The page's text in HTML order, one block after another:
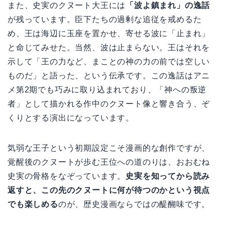
また、史実のクヌート大王には
「波よ鎮まれ」の逸話
が残っています。臣下たちの過剰な追従を戒めるた
め、王は海辺に玉座を置かせ、寄せる波に「止まれ」
と命じてみせた。当然、波は止まらない。王はそれを
示して「王の力など、まことの神の力の前では空しい
ものだ」と語った、という伝承です。この逸話はアニ
メ第2期でも巧みに取り込まれており、「神への叛逆
者」として描かれる作中のクヌート像と響き合う、ぞ
くりとする演出になっています。
気弱な王子という初期設定こそ漫画的な創作ですが、
覚醒後のクヌートが歩む王位への道のりは、おおむね
史実の骨格をなぞっています。
史実を知ってから読み
返すと、この先のクヌートに何が待つのかという視点
でも楽しめるのが、歴史漫画ならではの醍醐味です。